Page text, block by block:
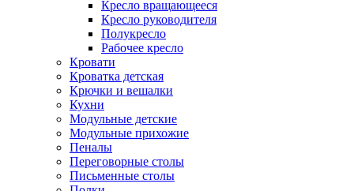
Кресло вращающееся
Кресло руководителя
Полукресло
Рабочее кресло
Кровати
Кроватка детская
Крючки и вешалки
Кухни
Модульные детские
Модульные прихожие
Пеналы
Переговорные столы
Письменные столы